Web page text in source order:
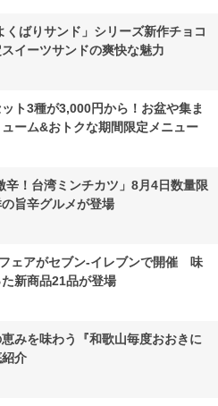
くばりサンド」シリーズ新作チョコ
イーツサンドの爽快な魅力
ト3種が3,000円から！お盆や集ま
ーム&おトクな期間限定メニュー
辛！台湾ミンチカツ」8月4日数量限
旨辛グルメが登場
ェアがセブン-イレブンで開催 味
新商品21品が登場
みを味わう『和歌山毎度おおきに
介